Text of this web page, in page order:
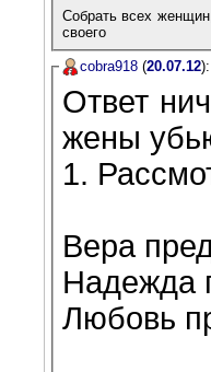
Собрать всех
своего
cobra918 (20.07.12):
Ответ
жены
1.
Вера
Надежда
Любовь